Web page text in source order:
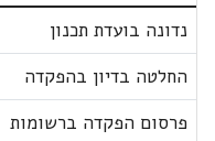
נדונה בועדת תכנון
החלטה בדיון בהפקדה
פרסום הפקדה ברשומות